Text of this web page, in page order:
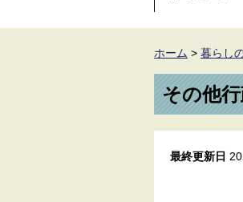
ホーム > 暮らし
その他
最終更新日